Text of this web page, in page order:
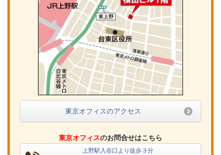
東京オフィスのアクセス
東京オフィスのお問合せはこちら
上野駅入谷口より徒歩３分